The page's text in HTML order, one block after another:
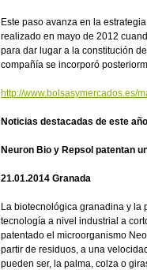
Este paso avanza en la
realizado en mayo de 2012
para dar lugar a la constitución
compañía se incorporó
http://www.bolsasymercados.es/
Noticias destacadas de este
Neuron Bio y Repsol patentan
21.01.2014 Granada
La biotecnológica granadina y la
tecnología a nivel industrial a
patentado el microorganismo
partir de residuos, a una
pueden ser, la palma, colza o